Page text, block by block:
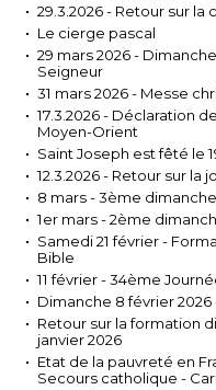
29.3.2026 - Retour sur la
Le cierge pascal
29 mars 2026 -
Seigneur
31 mars 2026 - Messe
17.3.2026 - Déclaration
Moyen-Orient
Saint Joseph est fêté le
12.3.2026 - Retour sur la
8 mars - 3ème
1er mars - 2ème
Samedi 21 février -
Bible
11 février - 34ème
Dimanche 8 février
Retour sur la formation
janvier 2026
Etat de la pauvreté en
Secours catholique -